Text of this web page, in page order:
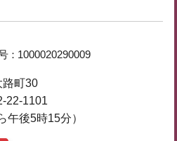
： 1000020290009
町30
22-1101
午後5時15分）